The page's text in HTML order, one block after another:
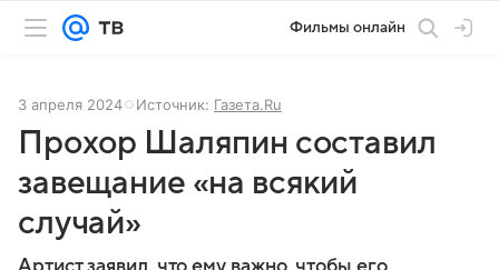
Фильмы онлайн
3 апреля 2024 Источник: Газета.Ru
Прохор Шаляпин составил
завещание «на всякий
случай»